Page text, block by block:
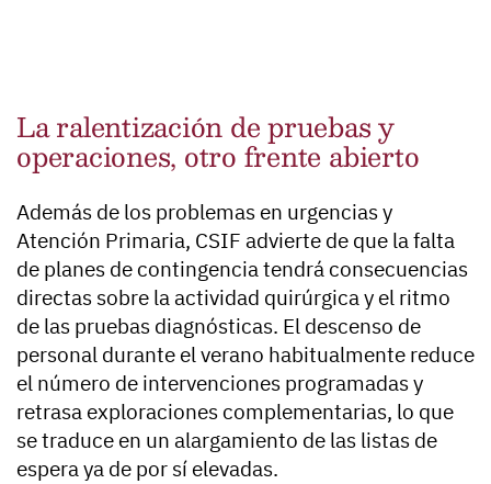
La ralentización de pruebas y
operaciones, otro frente abierto
Además de los problemas en urgencias y
Atención Primaria, CSIF advierte de que la falta
de planes de contingencia tendrá consecuencias
directas sobre la actividad quirúrgica y el ritmo
de las pruebas diagnósticas. El descenso de
personal durante el verano habitualmente reduce
el número de intervenciones programadas y
retrasa exploraciones complementarias, lo que
se traduce en un alargamiento de las listas de
espera ya de por sí elevadas.